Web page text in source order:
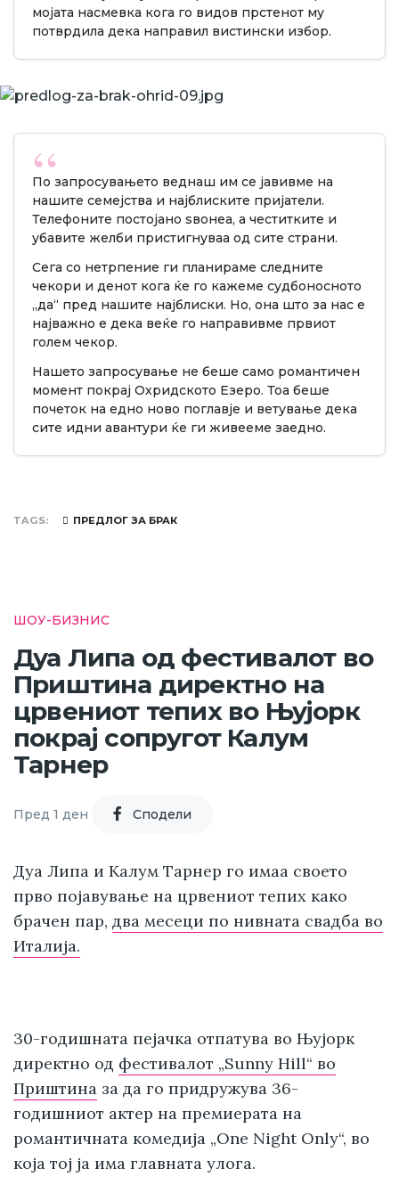
мојата насмевка кога го видов прстенот му
потврдила дека направил вистински избор.
По запросувањето веднаш им се јавивме на
нашите семејства и најблиските пријатели.
Телефоните постојано ѕвонеа, а честитките и
убавите желби пристигнуваа од сите страни.
Сега со нетрпение ги планираме следните
чекори и денот кога ќе го кажеме судбоносното
„да“ пред нашите најблиски. Но, она што за нас е
најважно е дека веќе го направивме првиот
голем чекор.
Нашето запросување не беше само романтичен
момент покрај Охридското Езеро. Тоа беше
почеток на едно ново поглавје и ветување дека
сите идни авантури ќе ги живееме заедно.
TAGS ПРЕДЛОГ ЗА БРАК
ШОУ-БИЗНИС
Дуа Липа од фестивалот во
Приштина директно на
црвениот тепих во Њујорк
покрај сопругот Калум
Тарнер
Пред 1 ден Cподели
Дуа Липа и Калум Тарнер го имаа своето
прво појавување на црвениот тепих како
брачен пар, два месеци по нивната свадба во
Италија.
30-годишната пејачка отпатува во Њујорк
директно од фестивалот „Sunny Hill“ во
Приштина за да го придружува 36-
годишниот актер на премиерата на
романтичната комедија „One Night Only“, во
која тој ја има главната улога.